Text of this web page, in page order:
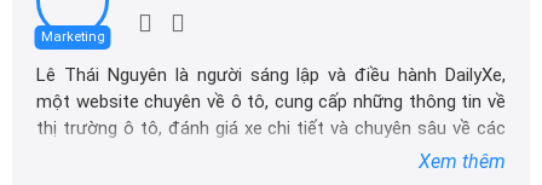
Marketing
Lê Thái Nguyên là người sáng lập và điều hành DailyXe,
một website chuyên về ô tô, cung cấp những thông tin về
thị trường ô tô, đánh giá xe chi tiết và chuyên sâu về các
Xem thêm